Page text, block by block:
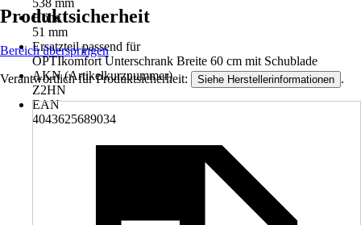
538 mm
Höhe
51 mm
Ersatzteil passend für
OPTIkomfort Unterschrank Breite 60 cm mit Schublade
AKN (Artikelkurznummer)
Z2HN
EAN
4043625689034
Produktsicherheit
Bereich überspringen
Verantwortlich für Produktsicherheit: Siehe Herstellerinformationen .